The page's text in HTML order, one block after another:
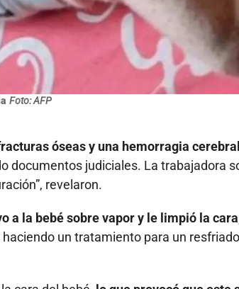
Foto: AFP
óseas y una hemorragia
documentos judiciales. La trabajadora
revelaron.
a la bebé sobre vapor y le limpió la
un tratamiento para un